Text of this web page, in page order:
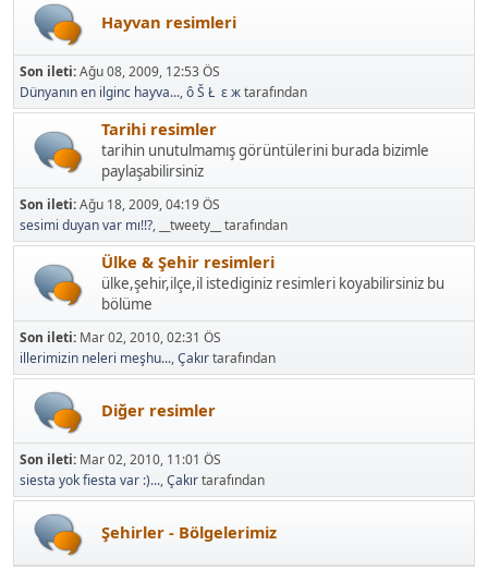
Hayvan resimleri
Son ileti:Ağu 08, 2009, 12:53 ÖS
Dünyanın en ilginc hayva...,ô Š Ł ε жtarafından
Tarihi resimler
tarihin unutulmamış görüntülerini burada bizimle
paylaşabilirsiniz
Son ileti:Ağu 18, 2009, 04:19 ÖS
sesimi duyan var mı!!?, __tweety__ tarafından
Ülke & Şehir resimleri
ülke,şehir,ilçe,il istediginiz resimleri koyabilirsiniz bu
bölüme
Son ileti: Mar 02, 2010, 02:31 ÖS
illerimizin neleri meşhu...,Çakırtarafından
Diğer resimler
Son ileti: Mar 02, 2010, 11:01 ÖS
siesta yok fiesta var :)...,Çakırtarafından
Şehirler - Bölgelerimiz